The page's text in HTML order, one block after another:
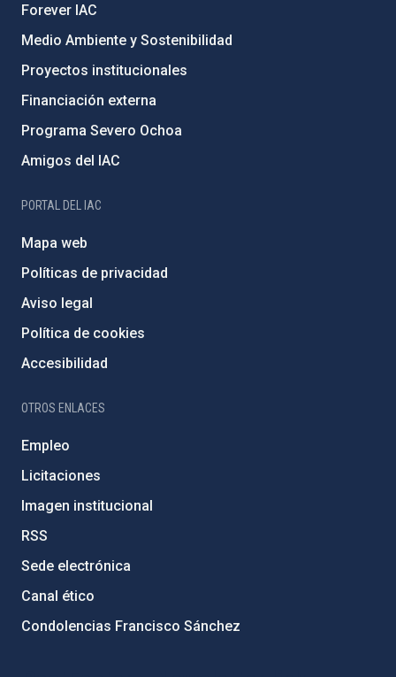
Forever IAC
Medio Ambiente y Sostenibilidad
Proyectos institucionales
Financiación externa
Programa Severo Ochoa
Amigos del IAC
PORTAL DEL IAC
Mapa web
Políticas de privacidad
Aviso legal
Política de cookies
Accesibilidad
OTROS ENLACES
Empleo
Licitaciones
Imagen institucional
RSS
Sede electrónica
Canal ético
Condolencias Francisco Sánchez